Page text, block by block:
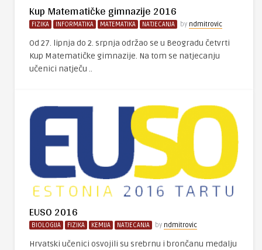
Kup Matematičke gimnazije 2016
FIZIKA INFORMATIKA MATEMATIKA NATJECANJA by ndmitrovic
Od 27. lipnja do 2. srpnja održao se u Beogradu četvrti
Kup Matematičke gimnazije. Na tom se natjecanju
učenici natječu ..
EUSO 2016
BIOLOGIJA FIZIKA KEMIJA NATJECANJA by ndmitrovic
Hrvatski učenici osvojili su srebrnu i brončanu medalju